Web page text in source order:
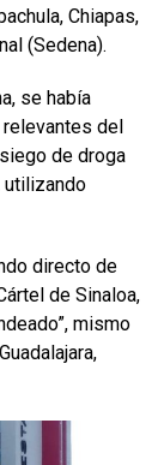
Chiapas,
(Sedena).
se había
del
de droga
utilizando
directo de
de Sinaloa,
mismo